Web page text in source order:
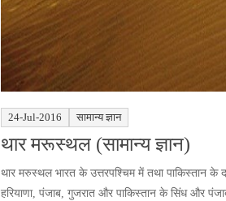
24-Jul-2016 सामान्य ज्ञान
थार मरूस्थल (सामान्य ज्ञान)
थार मरुस्थल भारत के उत्तरपश्चिम में तथा पाकिस्तान के
हरियाणा, पंजाब, गुजरात और पाकिस्तान के सिंध और